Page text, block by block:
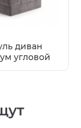
диван
угловой